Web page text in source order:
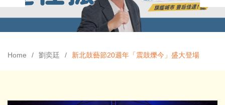
Home 劉奕廷 新北鼓藝節20週年「震鼓爍今」盛大登場